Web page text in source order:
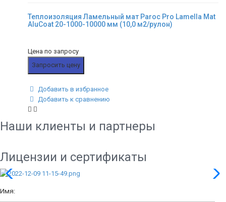
Теплоизоляция Ламельный мат Paroc Pro Lamella Mat
AluCoat 20-1000-10000 мм (10,0 м2/рулон)
Цена по запросу
Запросить цену
Добавить в избранное
Добавить к сравнению
Наши клиенты и партнеры
Лицензии и сертификаты
Имя: